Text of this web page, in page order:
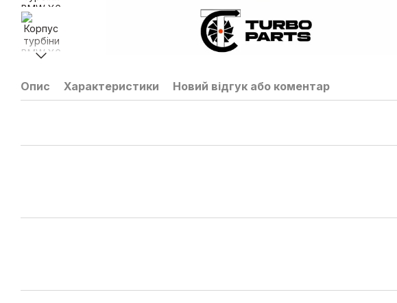
Опис Характеристики Новий відгук або коментар